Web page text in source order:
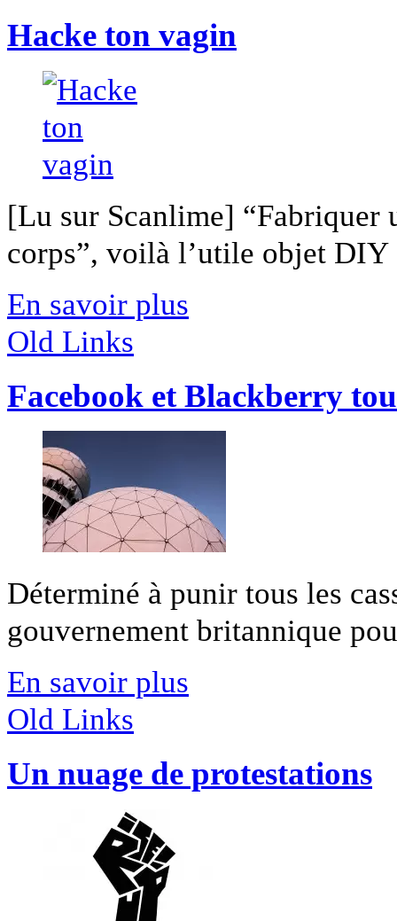
Hacke ton vagin
[Lu sur Scanlime] “Fabriquer
corps”, voilà l’utile objet
En savoir plus
Old Links
Facebook et Blackberry
Déterminé à punir tous les
gouvernement britannique
En savoir plus
Old Links
Un nuage de protestations